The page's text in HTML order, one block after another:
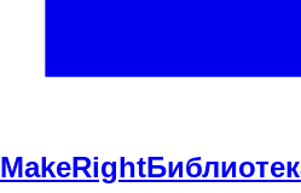
MakeRight